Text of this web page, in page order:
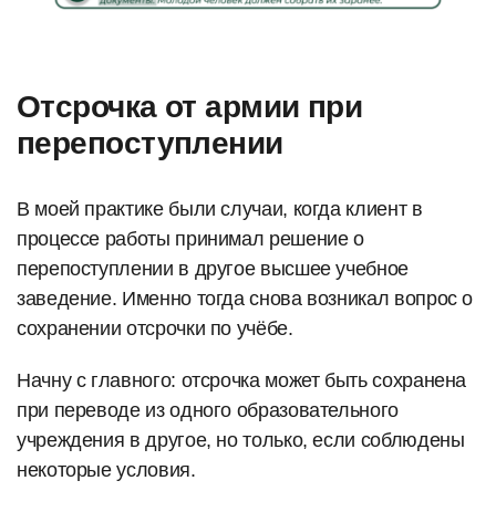
Отсрочка от армии при
перепоступлении
В моей практике были случаи, когда клиент в
процессе работы принимал решение о
перепоступлении в другое высшее учебное
заведение. Именно тогда снова возникал вопрос о
сохранении отсрочки по учёбе.
Начну с главного: отсрочка может быть сохранена
при переводе из одного образовательного
учреждения в другое, но только, если соблюдены
некоторые условия.